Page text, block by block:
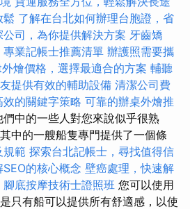
鬆 了解在台北如何辦理台胞證，省
司，為你提供解決方案 牙齒矯
專業記帳士推薦清單 辦護照需要攜
燴價格，選擇最適合的方案 輔聽
提供有效的輔助設備 清潔公司費
效的關鍵字策略 可靠的辦桌外燴推
們中的一些人對您來說似乎很熟
中的一艘船隻專門提供了一個條
規範 探索台北記帳士，尋找值得信
的核心概念 壁癌處理，快速解
腳底按摩技術士證照班 您可以使用
只有船可以提供所有舒適感，以使